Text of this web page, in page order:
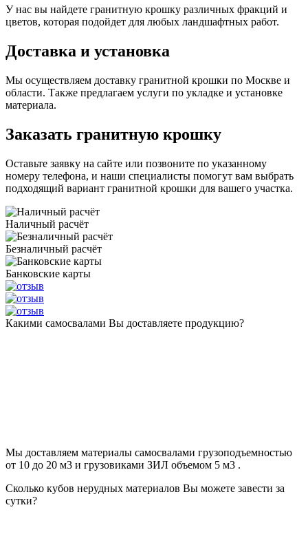
У нас вы найдете гранитную крошку различных фракций и
цветов, которая подойдет для любых ландшафтных работ.
Доставка и установка
Мы осуществляем доставку гранитной крошки по Москве и
области. Также предлагаем услуги по укладке и установке
материала.
Заказать гранитную крошку
Оставьте заявку на сайте или позвоните по указанному
номеру телефона, и наши специалисты помогут вам выбрать
подходящий вариант гранитной крошки для вашего участка.
Наличный расчёт
Безналичный расчёт
Банковские карты
Какими самосвалами Вы доставляете продукцию?
Мы доставляем материалы самосвалами грузоподъемностью
от 10 до 20 м3 и грузовиками ЗИЛ объемом 5 м3 .
Сколько кубов нерудных материалов Вы можете завести за
сутки?